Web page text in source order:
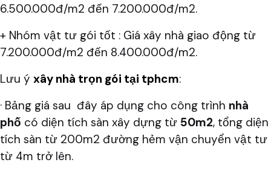
6.500.000đ/m2 đến 7.200.000đ/m2.
+ Nhóm vật tư gói tốt : Giá xây nhà giao động từ
7.200.000đ/m2 đến 8.400.000đ/m2.
Lưu ý xây nhà trọn gói tại tphcm:
· Bảng giá sau đây áp dụng cho công trình nhà
phố có diện tích sàn xây dựng từ 50m2, tổng diện
tích sàn từ 200m2 đường hẻm vận chuyển vật tư
từ 4m trở lên.